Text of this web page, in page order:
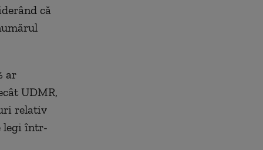
că
ar
UDMR,
relativ
legi într-